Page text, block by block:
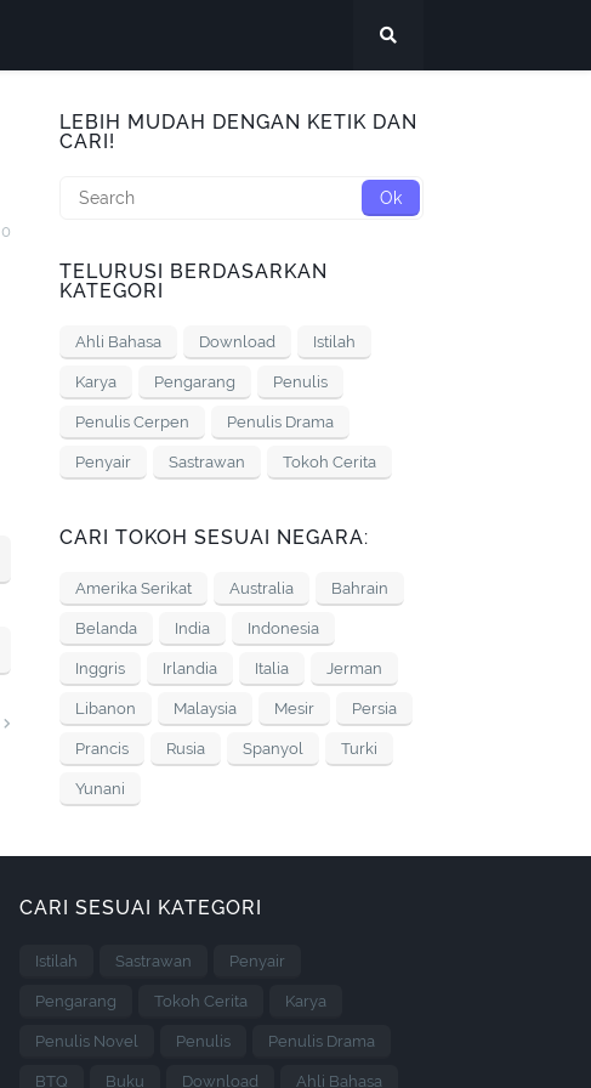
0
LEBIH MUDAH DENGAN KETIK DAN
CARI!
TELURUSI BERDASARKAN
KATEGORI
Ahli Bahasa Download Istilah
Karya Pengarang Penulis
Penulis Cerpen Penulis Drama
Penyair Sastrawan Tokoh Cerita
CARI TOKOH SESUAI NEGARA:
Amerika Serikat Australia Bahrain
Belanda India Indonesia
Inggris Irlandia Italia Jerman
Libanon Malaysia Mesir Persia
Prancis Rusia Spanyol Turki
Yunani
CARI SESUAI KATEGORI
Istilah Sastrawan Penyair
Pengarang Tokoh Cerita Karya
Penulis Novel Penulis Penulis Drama
BTQ Buku Download Ahli Bahasa